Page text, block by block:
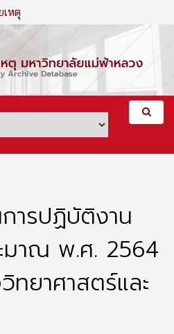
หตุ
ารปฏิบัติงาน
มาณ พ.ศ. 2564
ทยาศาสตร์และ